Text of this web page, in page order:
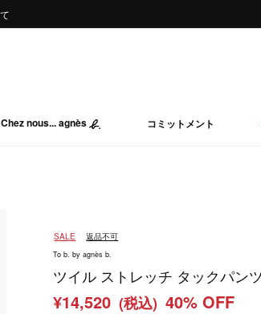
て
て
Chez nous... agnès コミットメント
SALE 返品不可
To b. by agnès b.
ツイル ストレッチ タックパンツ
¥14,520 (税込) 40% OFF